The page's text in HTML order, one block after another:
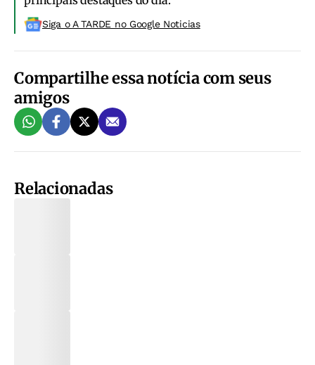
Siga o A TARDE no Google Noticias
Compartilhe essa notícia com seus
amigos
Relacionadas